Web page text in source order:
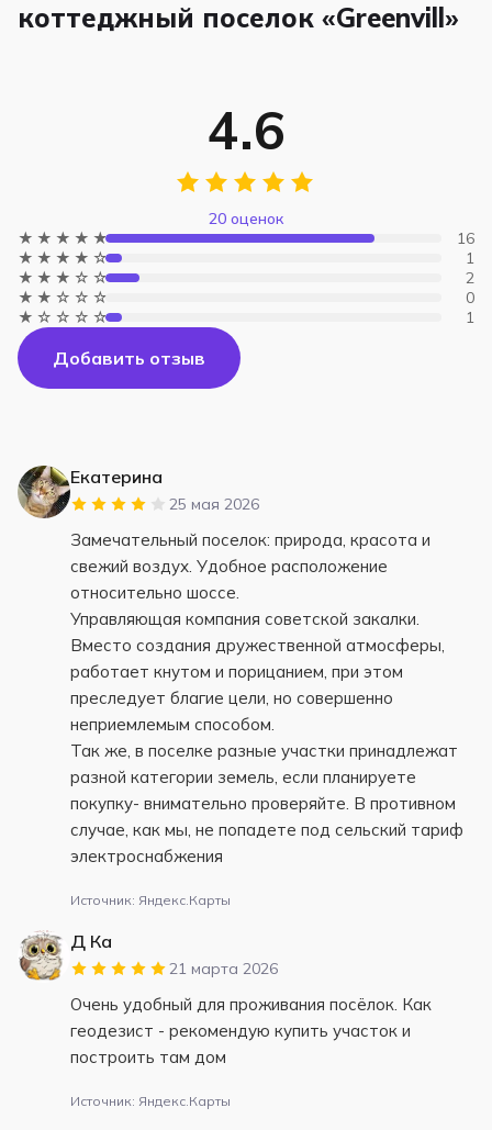
коттеджный поселок «Greenvill»
4.6
20 оценок
★★★★★
16
★★★★☆
1
★★★☆☆
2
★★☆☆☆
0
★☆☆☆☆
1
Добавить отзыв
Екатерина
25 мая 2026
Замечательный поселок: природа, красота и
свежий воздух. Удобное расположение
относительно шоссе.
Управляющая компания советской закалки.
Вместо создания дружественной атмосферы,
работает кнутом и порицанием, при этом
преследует благие цели, но совершенно
неприемлемым способом.
Так же, в поселке разные участки принадлежат
разной категории земель, если планируете
покупку- внимательно проверяйте. В противном
случае, как мы, не попадете под сельский тариф
электроснабжения
Источник: Яндекс.Карты
Д Ка
21 марта 2026
Очень удобный для проживания посёлок. Как
геодезист - рекомендую купить участок и
построить там дом
Источник: Яндекс.Карты